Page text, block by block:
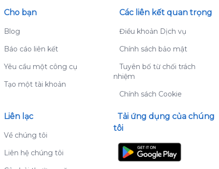
Cho bạn
Blog
Báo cáo liên kết
Yêu cầu một công cụ
Tạo một tài khoản
Các liên kết quan trọng
Điều khoản Dịch vụ
Chính sách bảo mật
Tuyên bố từ chối trách
nhiệm
Chính sách Cookie
Liên lạc
Về chúng tôi
Liên hệ chúng tôi
Tải ứng dụng của chúng
tôi